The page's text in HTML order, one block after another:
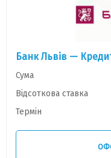
Банк Львів —
Сума
Відсоткова ставка
Термін